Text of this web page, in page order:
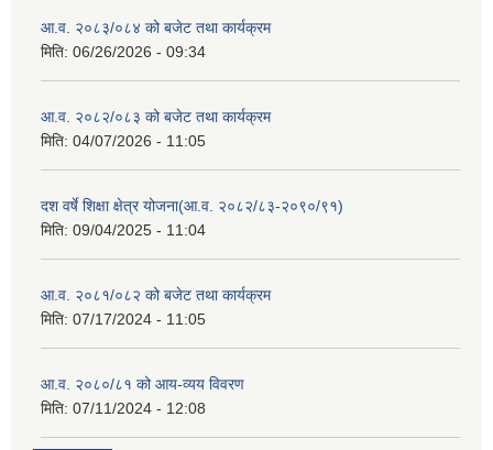
आ.व. २०८३/०८४ को बजेट तथा कार्यक्रम
मिति: 06/26/2026 - 09:34
आ.व. २०८२/०८३ को बजेट तथा कार्यक्रम
मिति: 04/07/2026 - 11:05
दश वर्षे शिक्षा क्षेत्र योजना(आ.व. २०८२/८३-२०९०/९१)
मिति: 09/04/2025 - 11:04
आ.व. २०८१/०८२ को बजेट तथा कार्यक्रम
मिति: 07/17/2024 - 11:05
आ.व. २०८०/८१ को आय-व्यय विवरण
मिति: 07/11/2024 - 12:08